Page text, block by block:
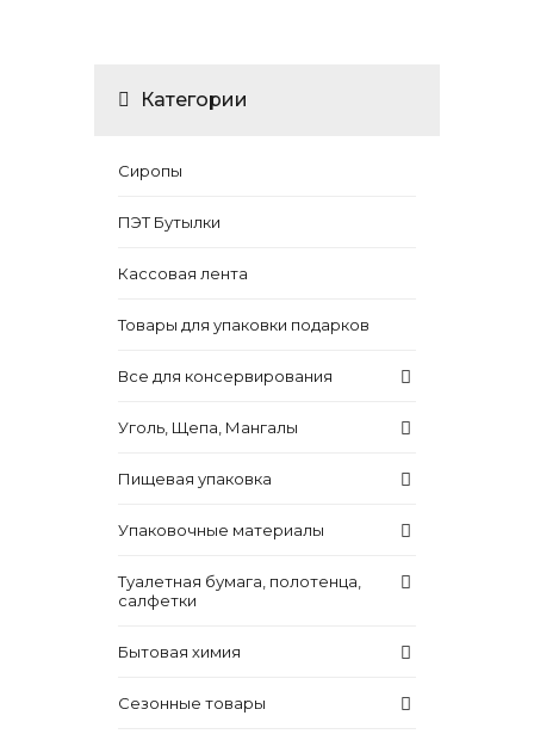
Категории
Сиропы
ПЭТ Бутылки
Кассовая лента
Товары для упаковки подарков
Все для консервирования
Уголь, Щепа, Мангалы
Пищевая упаковка
Упаковочные материалы
Туалетная бумага, полотенца,
салфетки
Бытовая химия
Сезонные товары